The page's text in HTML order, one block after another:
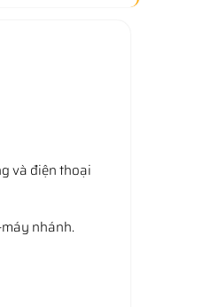
và điện thoại
nhánh.